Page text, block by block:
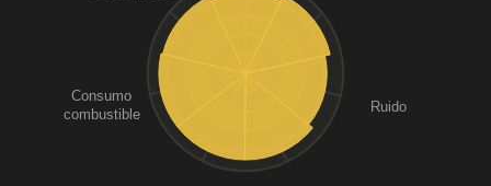
Ruido
Consumo
combustible